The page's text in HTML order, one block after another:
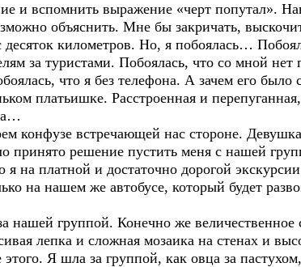
вспомнить выражение «черт попутал».
объяснить. Мне бы закричать,
километров. Но, я побоялась…
за туристами. Побоялась, что со мной нет
что я без телефона. А зачем его
платьишке. Расстроенная и
встречающей нас стороне.
принято решение пустить меня с нашей
я на платной и достаточно дорогой
на нашем же автобусе, который будет
группой. Конечно же величественное
лепка и сложная мозаика на стенах и
Я шла за группой, как овца за